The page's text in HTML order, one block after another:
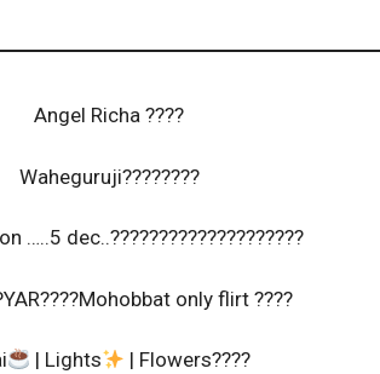
Angel Richa ????
Waheguruji????????
…..5 dec..????????????????????
only flirt ????
| Lights | Flowers????